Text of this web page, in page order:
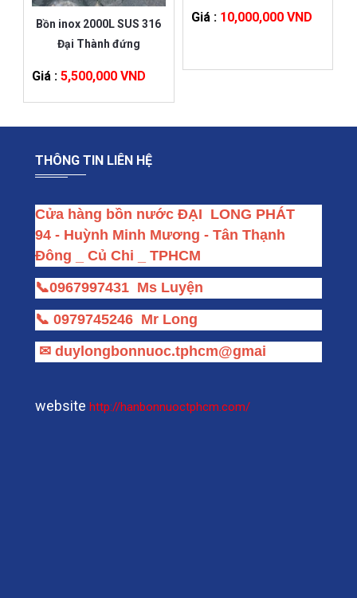
Bồn inox 2000L SUS 316
Đại Thành đứng
Giá : 5,500,000 VND
Giá : 10,000,000 VND
THÔNG TIN LIÊN HỆ
Cửa hàng bồn nước ĐẠI  LONG PHÁT
94 - Huỳnh Minh Mương - Tân Thạnh
Đông _ Củ Chi _ TPHCM
📞0967997431 Ms Luyện
📞 0979745246 Mr Long
✉ duylongbonnuoc.tphcm@gmai
website http://hanbonnuoctphcm.com/